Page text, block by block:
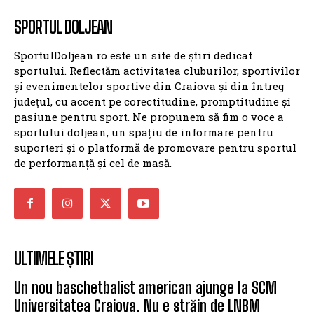
SPORTUL DOLJEAN
SportulDoljean.ro este un site de știri dedicat
sportului. Reflectăm activitatea cluburilor, sportivilor
și evenimentelor sportive din Craiova și din întreg
județul, cu accent pe corectitudine, promptitudine și
pasiune pentru sport. Ne propunem să fim o voce a
sportului doljean, un spațiu de informare pentru
suporteri și o platformă de promovare pentru sportul
de performanță și cel de masă.
ULTIMELE ȘTIRI
Un nou baschetbalist american ajunge la SCM
Universitatea Craiova. Nu e străin de LNBM